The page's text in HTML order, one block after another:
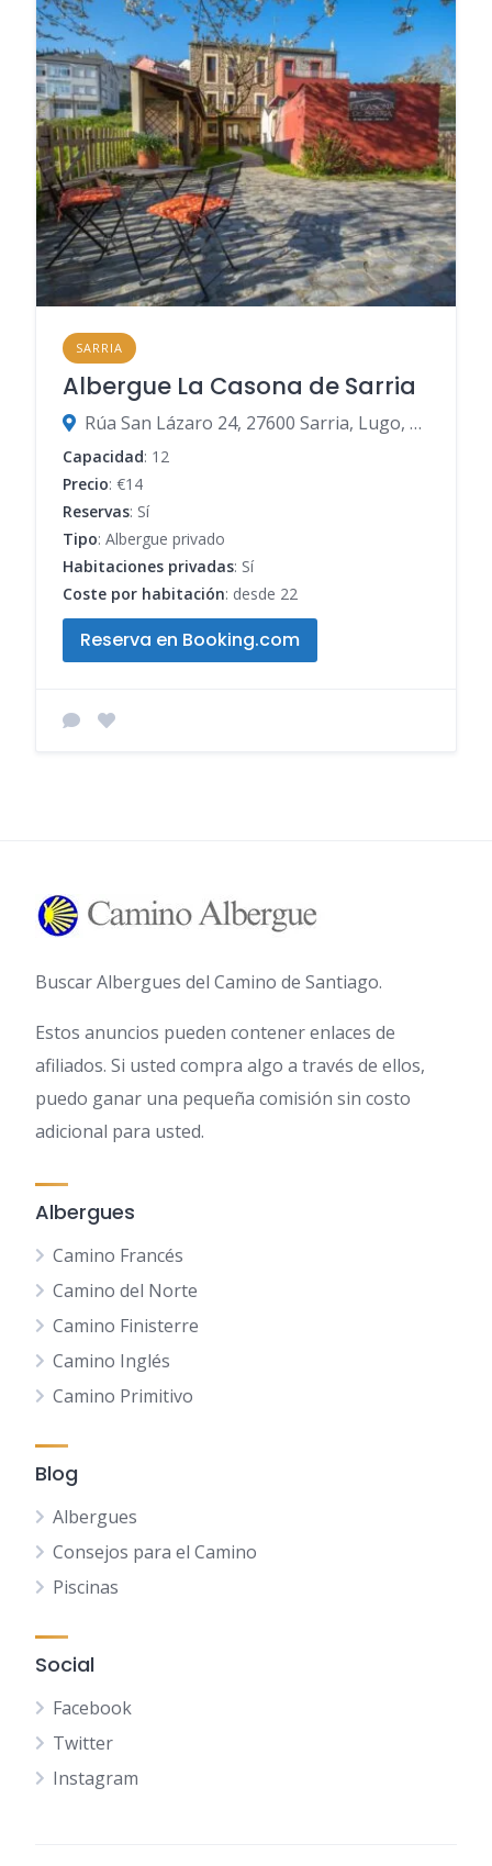
SARRIA
Albergue La Casona de Sarria
Rúa San Lázaro 24, 27600 Sarria, Lugo, España
Capacidad: 12
Precio: €14
Reservas: Sí
Tipo: Albergue privado
Habitaciones privadas: Sí
Coste por habitación: desde 22
Reserva en Booking.com
Buscar Albergues del Camino de Santiago.
Estos anuncios pueden contener enlaces de
afiliados. Si usted compra algo a través de ellos,
puedo ganar una pequeña comisión sin costo
adicional para usted.
Albergues
Camino Francés
Camino del Norte
Camino Finisterre
Camino Inglés
Camino Primitivo
Blog
Albergues
Consejos para el Camino
Piscinas
Social
Facebook
Twitter
Instagram